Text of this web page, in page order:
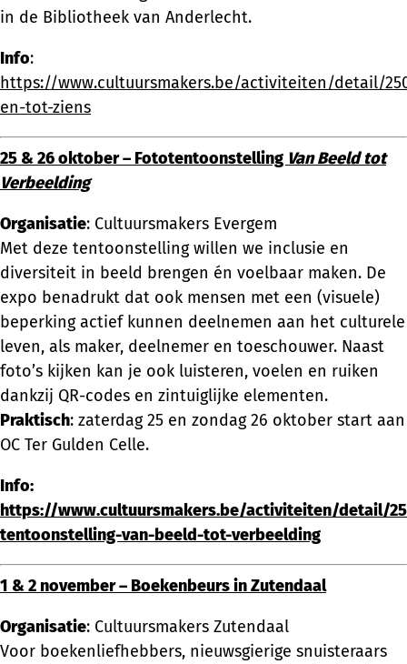
in de Bibliotheek van Anderlecht.
Info:
https://www.cultuursmakers.be/activiteiten/detail/
en-tot-ziens
25 & 26 oktober – Fototentoonstelling Van Beeld tot
Verbeelding
Organisatie: Cultuursmakers Evergem
Met deze tentoonstelling willen we inclusie en
diversiteit in beeld brengen én voelbaar maken. De
expo benadrukt dat ook mensen met een (visuele)
beperking actief kunnen deelnemen aan het culturele
leven, als maker, deelnemer en toeschouwer. Naast
foto’s kijken kan je ook luisteren, voelen en ruiken
dankzij QR-codes en zintuiglijke elementen.
Praktisch: zaterdag 25 en zondag 26 oktober start aan
OC Ter Gulden Celle.
Info:
https://www.cultuursmakers.be/activiteiten/detail/
tentoonstelling-van-beeld-tot-verbeelding
1 & 2 november – Boekenbeurs in Zutendaal
Organisatie: Cultuursmakers Zutendaal
Voor boekenliefhebbers, nieuwsgierige snuisteraars